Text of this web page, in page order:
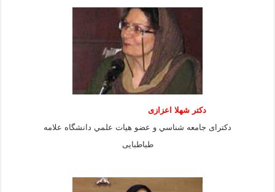
دكتر شهلا اعزازى
دكتراى جامعه شناسي و عضو هيات علمي دانشگاه علامه
طباطبايى